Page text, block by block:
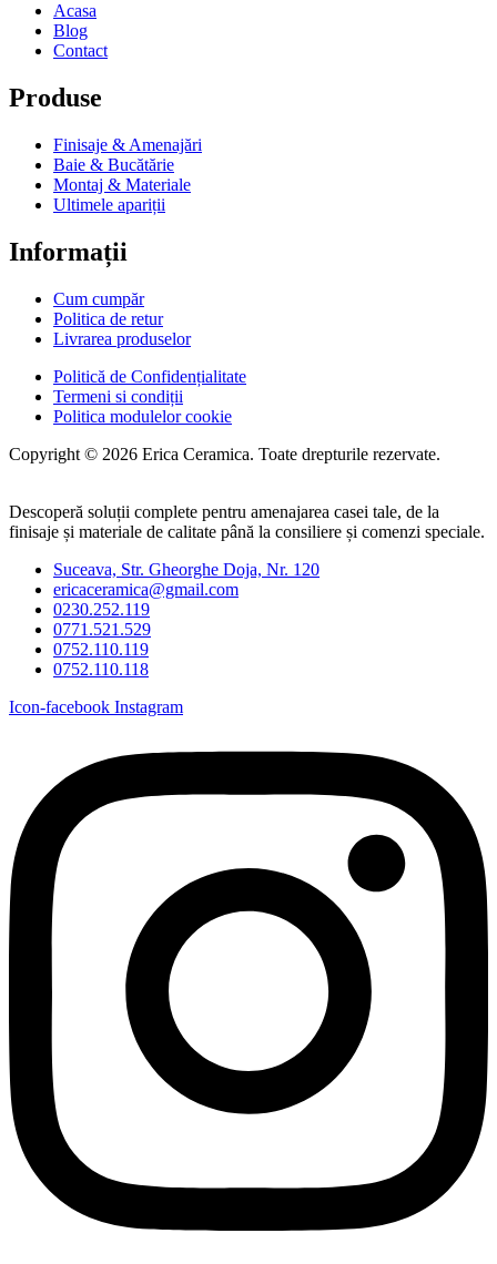
Acasa
Blog
Contact
Produse
Finisaje & Amenajări
Baie & Bucătărie
Montaj & Materiale
Ultimele apariții
Informații
Cum cumpăr
Politica de retur
Livrarea produselor
Politică de Confidențialitate
Termeni si condiții
Politica modulelor cookie
Copyright © 2026 Erica Ceramica. Toate drepturile rezervate.
Descoperă soluții complete pentru amenajarea casei tale, de la
finisaje și materiale de calitate până la consiliere și comenzi speciale.
Suceava, Str. Gheorghe Doja, Nr. 120
ericaceramica@gmail.com
0230.252.119
0771.521.529
0752.110.119
0752.110.118
Icon-facebook Instagram